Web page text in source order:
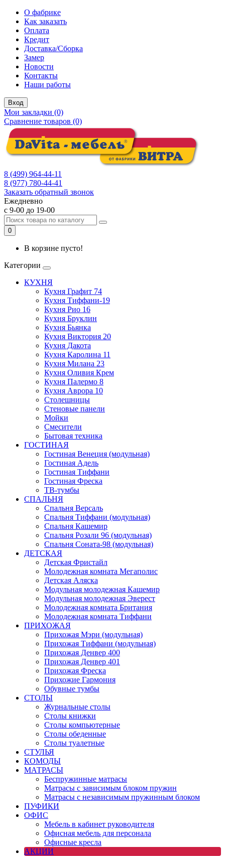
О фабрике
Как заказать
Оплата
Кредит
Доставка/Сборка
Замер
Новости
Контакты
Наши работы
Вход
Мои закладки (0)
Сравнение товаров (0)
8 (499) 964-44-11
8 (977) 780-44-41
Заказать обратный звонок
Ежедневно
с 9-00 до 19-00
0
В корзине пусто!
Категории
КУХНЯ
Кухня Графит 74
Кухня Тиффани-19
Кухня Рио 16
Кухня Бруклин
Кухня Бьянка
Кухня Виктория 20
Кухня Дакота
Кухня Каролина 11
Кухня Милана 23
Кухня Оливия Крем
Кухня Палермо 8
Кухня Аврора 10
Столешницы
Стеновые панели
Мойки
Смесители
Бытовая техника
ГОСТИНАЯ
Гостиная Венеция (модульная)
Гостиная Адель
Гостиная Тиффани
Гостиная Фреска
ТВ-тумбы
СПАЛЬНЯ
Спальня Версаль
Спальня Тиффани (модульная)
Спальня Кашемир
Спальня Розали 96 (модульная)
Спальня Соната-98 (модульная)
ДЕТСКАЯ
Детская Фристайл
Молодежная комната Мегаполис
Детская Аляска
Модульная молодежная Кашемир
Модульная молодежная Эверест
Молодежная комната Британия
Молодежная комната Тиффани
ПРИХОЖАЯ
Прихожая Мэри (модульная)
Прихожая Тиффани (модульная)
Прихожая Денвер 400
Прихожая Денвер 401
Прихожая Фреска
Прихожие Гармония
Обувные тумбы
СТОЛЫ
Журнальные столы
Столы книжки
Столы компьютерные
Столы обеденные
Столы туалетные
СТУЛЬЯ
КОМОДЫ
МАТРАСЫ
Беспружинные матрасы
Матрасы с зависимым блоком пружин
Матрасы с независимым пружинным блоком
ПУФИКИ
ОФИС
Мебель в кабинет руководителя
Офисная мебель для персонала
Офисные кресла
АКЦИИ